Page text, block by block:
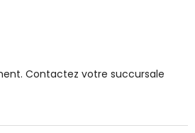
Contactez votre succursale